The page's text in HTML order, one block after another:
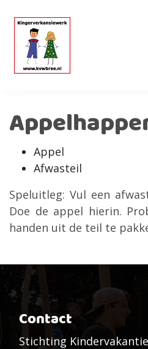
Appel
Afwasteil
Speluitleg: Vul een
Doe de appel hierin.
handen uit de teil te
Contact
Stichting